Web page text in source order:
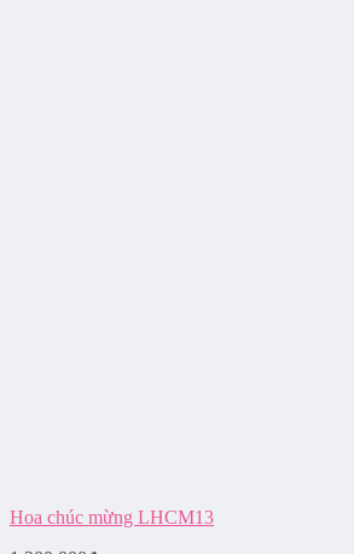
Hoa chúc mừng LHCM13